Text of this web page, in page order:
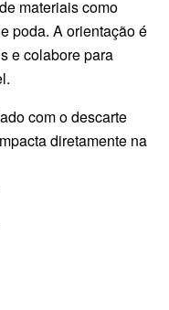
materiais como
poda. A orientação é
e colabore para
com o descarte
diretamente na